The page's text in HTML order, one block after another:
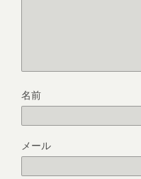
名前
メール